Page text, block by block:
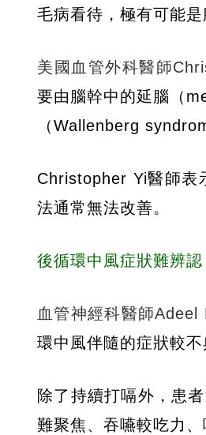
毛病看待，極有可能是
美國血管外科醫師
要由腦幹中的延腦（
（Wallenberg
Christopher Yi醫師表
法通常無法改善。
後循環中風症狀難辨
血管神經科醫師Adeel
環中風伴隨的症狀較不
除了持續打嗝外，患
難聚焦、吞嚥較吃力